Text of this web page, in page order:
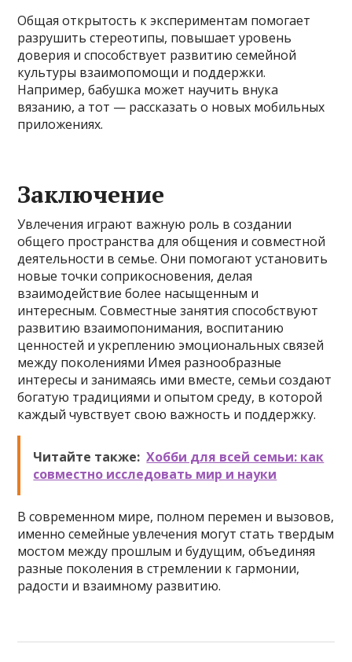
Общая открытость к экспериментам помогает
разрушить стереотипы, повышает уровень
доверия и способствует развитию семейной
культуры взаимопомощи и поддержки.
Например, бабушка может научить внука
вязанию, а тот — рассказать о новых мобильных
приложениях.
Заключение
Увлечения играют важную роль в создании
общего пространства для общения и совместной
деятельности в семье. Они помогают установить
новые точки соприкосновения, делая
взаимодействие более насыщенным и
интересным. Совместные занятия способствуют
развитию взаимопонимания, воспитанию
ценностей и укреплению эмоциональных связей
между поколениями Имея разнообразные
интересы и занимаясь ими вместе, семьи создают
богатую традициями и опытом среду, в которой
каждый чувствует свою важность и поддержку.
Читайте также: Хобби для всей семьи: как
совместно исследовать мир и науки
В современном мире, полном перемен и вызовов,
именно семейные увлечения могут стать твердым
мостом между прошлым и будущим, объединяя
разные поколения в стремлении к гармонии,
радости и взаимному развитию.